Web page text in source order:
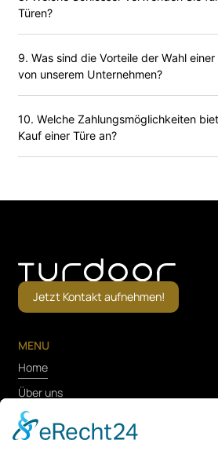
Türen?
9. Was sind die Vorteile der Wahl
von unserem Unternehmen?
10. Welche Zahlungsmöglichkeiten
Kauf einer Türe an?
Jetzt Kontakt aufnehmen!
MENU
Home
Über uns
Produkte
FAQ